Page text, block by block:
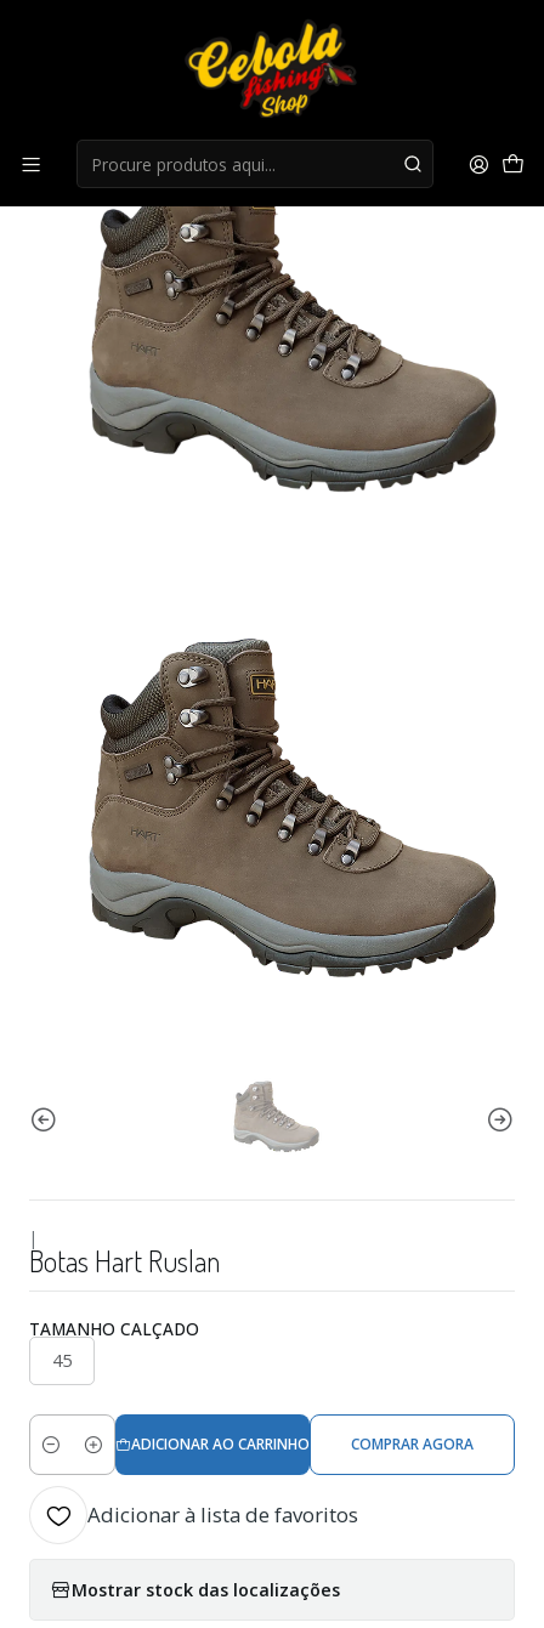
Botas Hart Ruslan
|
Botas Hart Ruslan
TAMANHO CALÇADO
45
Quantidade
ADICIONAR AO CARRINHO COMPRAR AGORA
Adicionar à lista de favoritos
Mostrar stock das localizações